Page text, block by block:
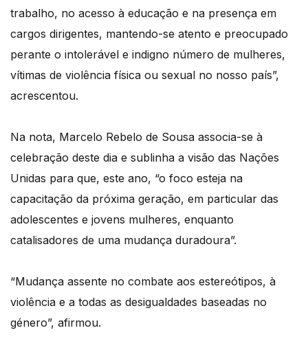
trabalho, no acesso à educação e na presença em
cargos dirigentes, mantendo-se atento e preocupado
perante o intolerável e indigno número de mulheres,
vítimas de violência física ou sexual no nosso país”,
acrescentou.
Na nota, Marcelo Rebelo de Sousa associa-se à
celebração deste dia e sublinha a visão das Nações
Unidas para que, este ano, “o foco esteja na
capacitação da próxima geração, em particular das
adolescentes e jovens mulheres, enquanto
catalisadores de uma mudança duradoura”.
“Mudança assente no combate aos estereótipos, à
violência e a todas as desigualdades baseadas no
género”, afirmou.